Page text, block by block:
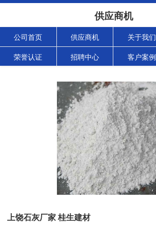
供应商机
公司首页 供应商机 关于我们
荣誉认证 招聘中心 客户案例
上饶石灰厂家 桂生建材